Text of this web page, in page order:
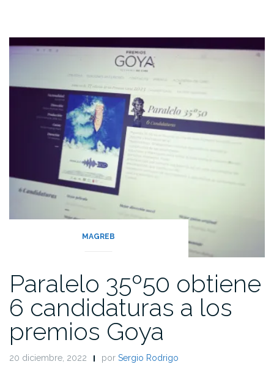
MAGREB
Paralelo 35º50 obtiene
6 candidaturas a los
premios Goya
20 diciembre, 2022 por Sergio Rodrigo